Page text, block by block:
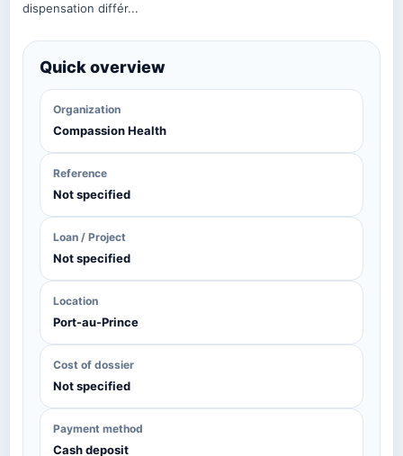
dispensation différ...
Quick overview
Organization
Compassion Health
Reference
Not specified
Loan / Project
Not specified
Location
Port-au-Prince
Cost of dossier
Not specified
Payment method
Cash deposit